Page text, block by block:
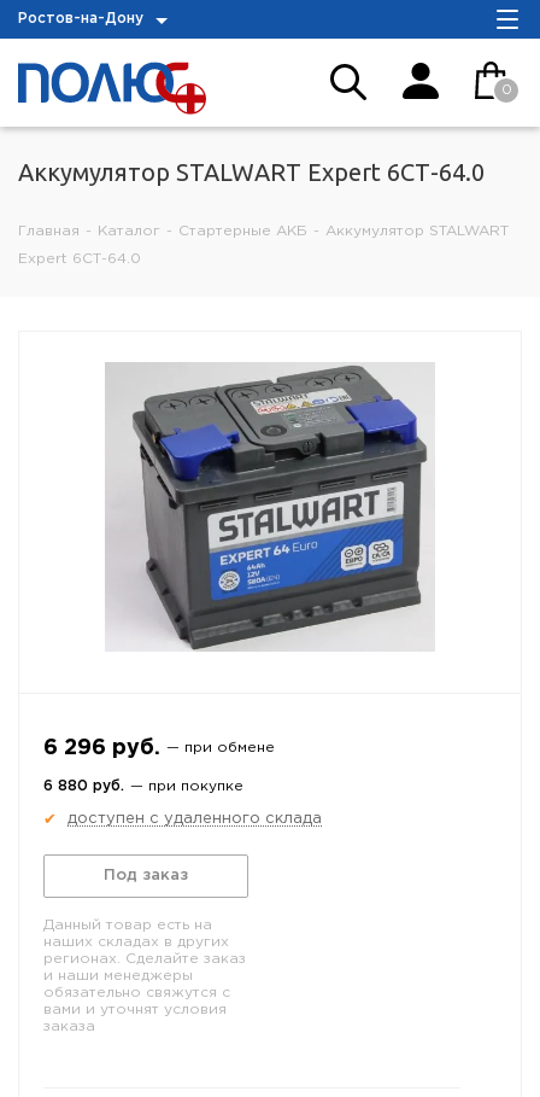
Ростов-на-Дону
0
Аккумулятор STALWART Expert 6СТ-64.0
Главная - Каталог - Стартерные АКБ - Аккумулятор STALWART
Expert 6СТ-64.0
6 296 руб. — при обмене
6 880 руб. — при покупке
✔ доступен с удаленного склада
Под заказ
Данный товар есть на
наших складах в других
регионах. Сделайте заказ
и наши менеджеры
обязательно свяжутся с
вами и уточнят условия
заказа